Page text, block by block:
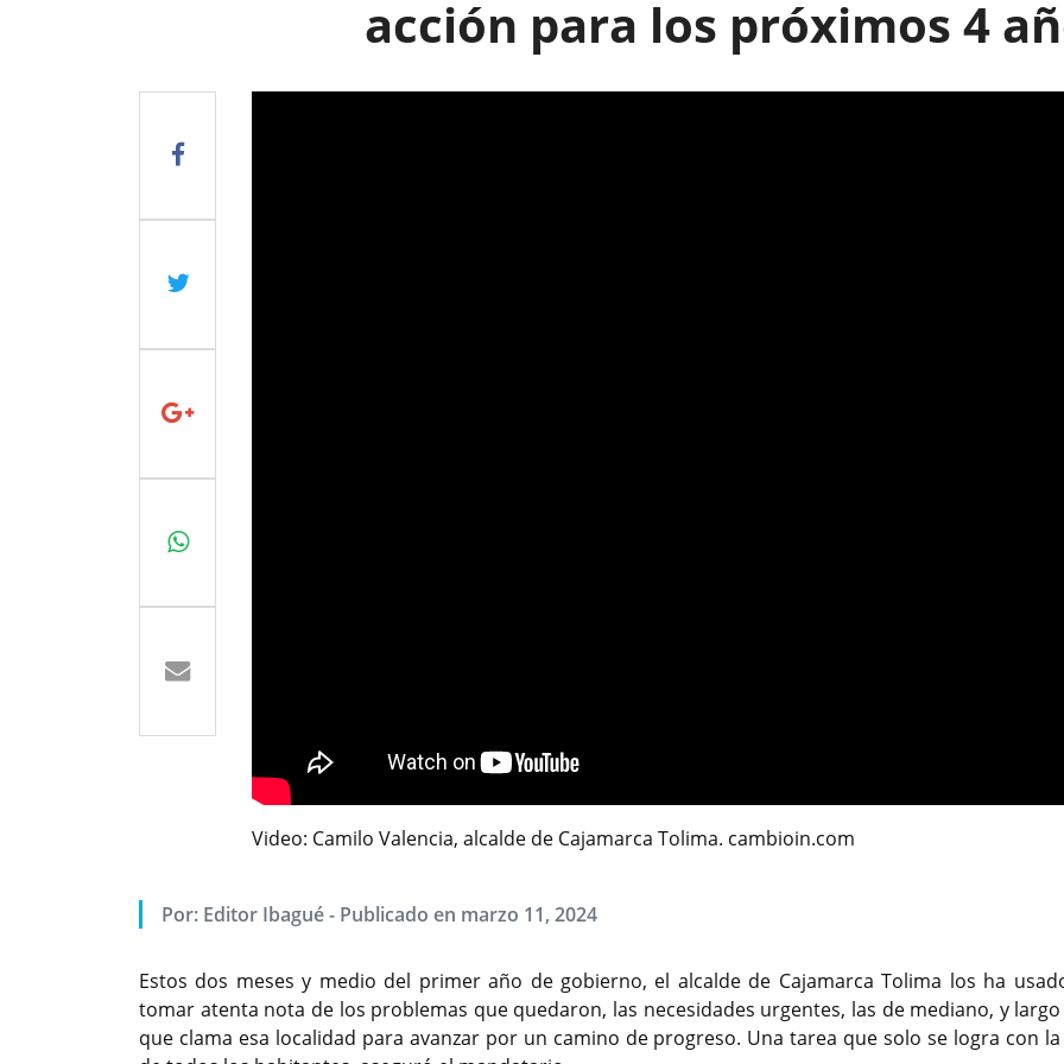
acción para los próximos 4
Video: Camilo Valencia, alcalde de Cajamarca Tolima. cambioin.com
Por: Editor Ibagué- Publicado en marzo 11, 2024
Estos dos meses y medio del primer año de gobierno, el alcalde de Cajamarca Tolima los ha
tomar atenta nota de los problemas que quedaron, las necesidades urgentes, las de mediano, y largo
que clama esa localidad para avanzar por un camino de progreso. Una tarea que solo se logra con